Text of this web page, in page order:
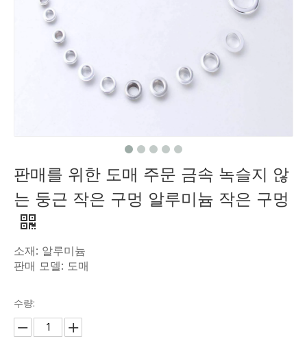
판매를 위한 도매 주문 금속 녹슬지 않
는 둥근 작은 구멍 알루미늄 작은 구멍
소재: 알루미늄
판매 모델: 도매
수량: